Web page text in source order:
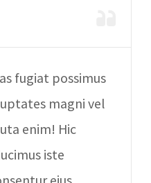
fugiat possimus
magni vel
enim! Hic
iste